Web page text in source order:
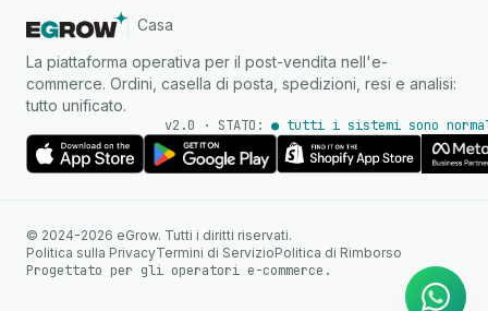
Casa
La piattaforma operativa per il post-vendita nell'e-
commerce. Ordini, casella di posta, spedizioni, resi e analisi:
tutto unificato.
v2.0 · STATO: ● tutti i sistemi sono
© 2024-2026 eGrow. Tutti i diritti riservati.
Politica sulla PrivacyTermini di ServizioPolitica di Rimborso
Progettato per gli operatori e-commerce.
WhatsApp